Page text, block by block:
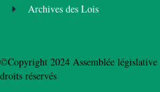
Archives des Lois
©Copyright 2024 Assemblée
droits réservés